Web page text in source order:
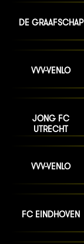
DE GRAAFSCHAP
VVV-VENLO
JONG FC
UTRECHT
VVV-VENLO
FC EINDHOVEN